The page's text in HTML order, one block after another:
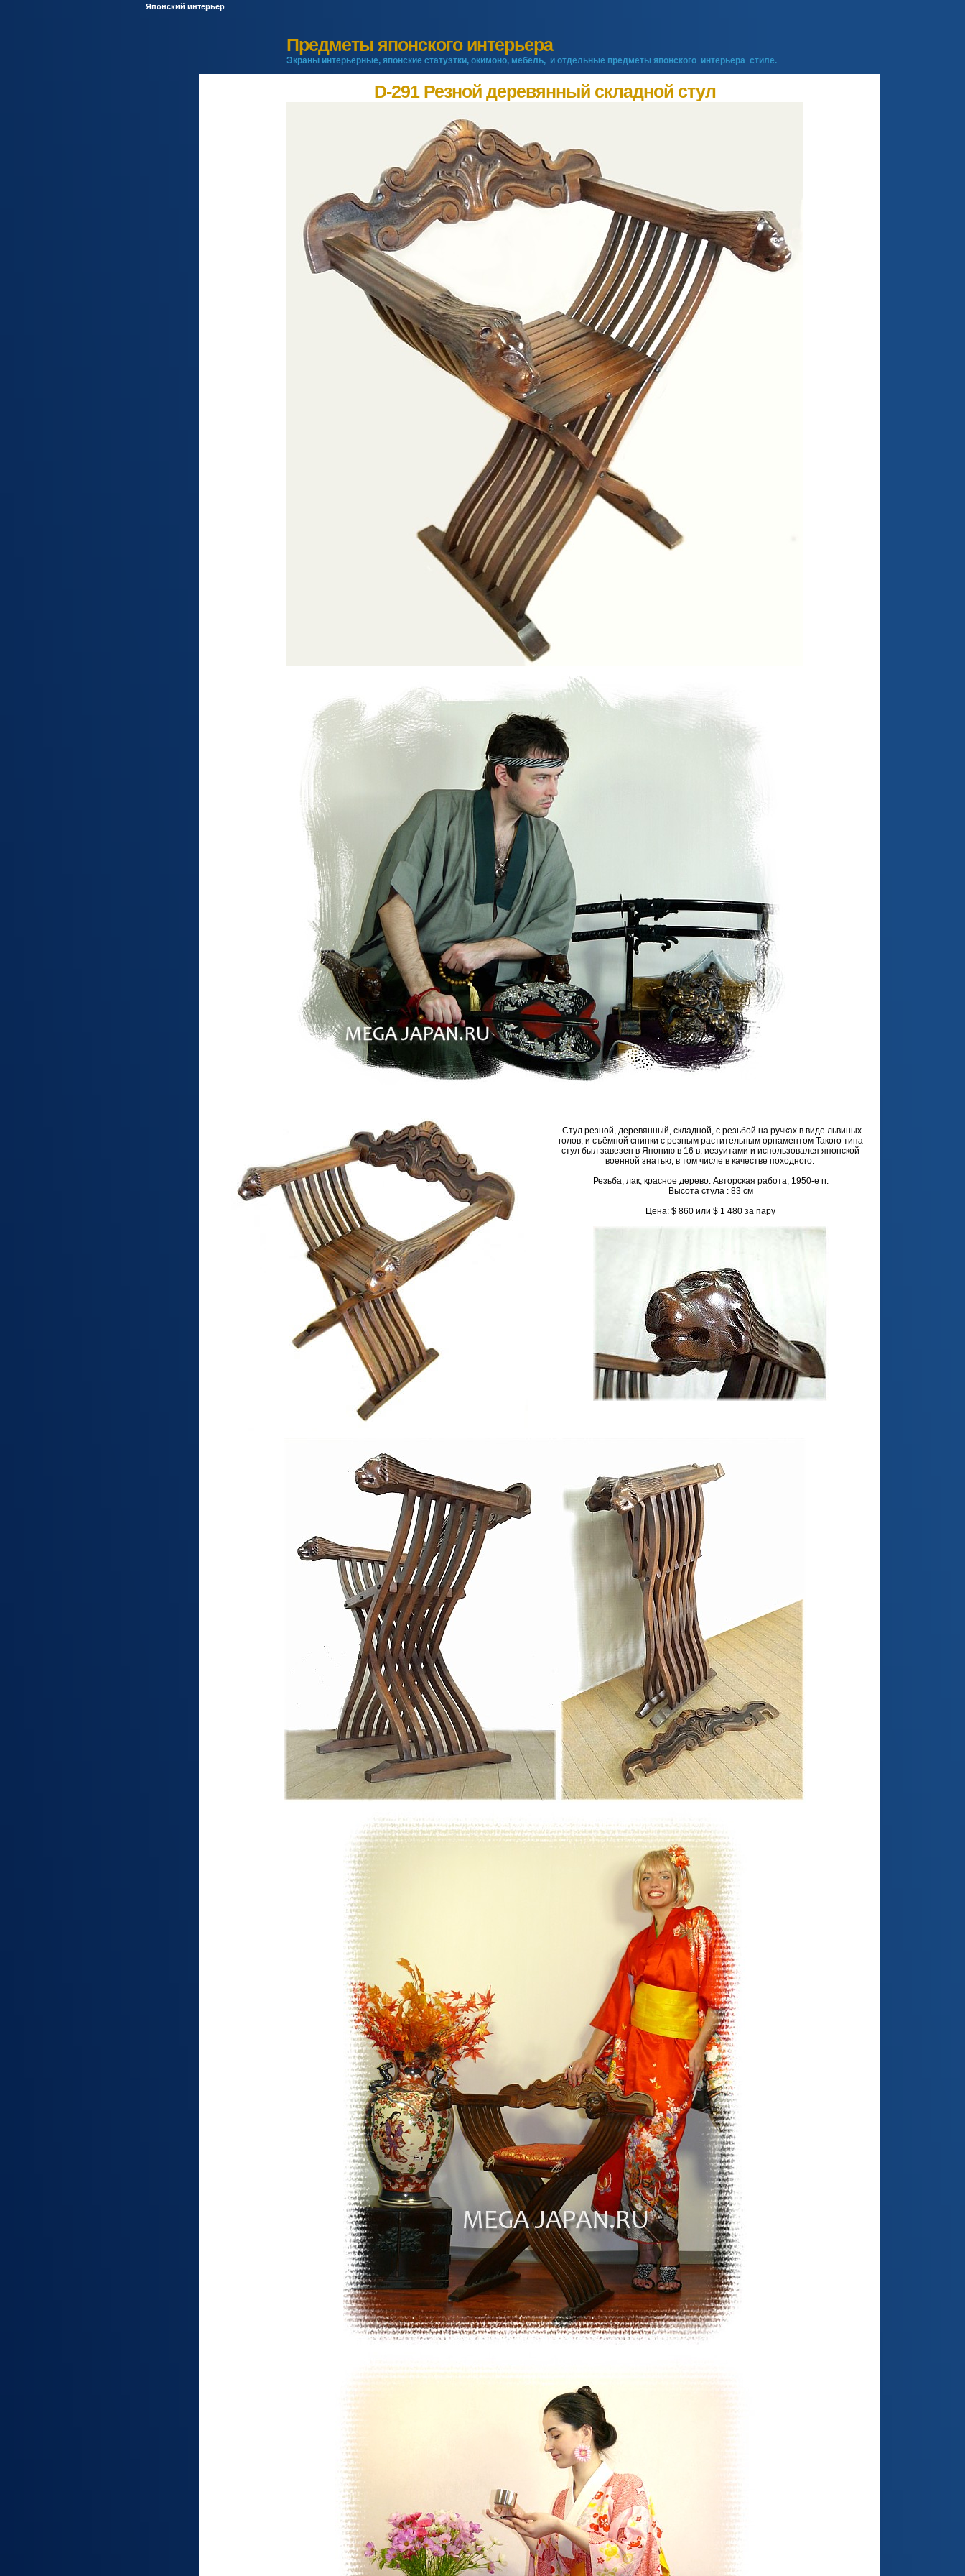
Предметы японского интерьера
Экраны интерьерные, японские статуэтки, окимоно, мебель, и отдельные предметы японского интерьера стиле.
D-291 Резной деревянный складной стул
Стул резной, деревянный, складной, с резьбой на ручках в виде львиных
голов, и съёмной спинки с резным растительным орнаментом Такого типа
стул был завезен в Японию в 16 в. иезуитами и использовался японской
военной знатью, в том числе в качестве походного.
Резьба, лак, красное дерево. Авторская работа, 1950-е гг.
Высота стула : 83 см
Цена: $ 860 или $ 1 480 за пару
Японский интерьер